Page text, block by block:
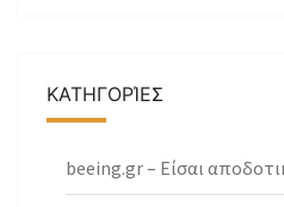
ΚΑΤΗΓΟΡΊΕΣ
beeing.gr – Είσαι